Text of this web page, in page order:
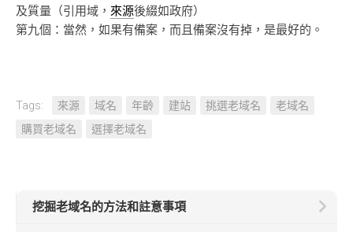
及質量（引用域， 來源後綴如政府）
第九個：當然，如果有備案，而且備案沒有掉，是最好的。
Tags: 來源 域名 年齡 建站 挑選老域名
老域名
購買老域名
選擇老域名
挖掘老域名的方法和註意事項